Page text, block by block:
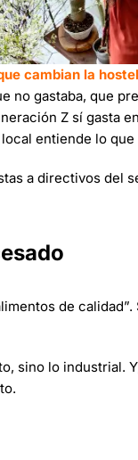
cambian la
no gastaba, que
Z sí gasta
entiende lo
a directivos
de
sino lo industrial.